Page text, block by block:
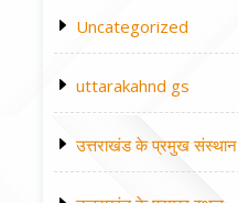
Uncategorized
uttarakahnd gs
उत्तराखंड के प्रमुख संस्थान